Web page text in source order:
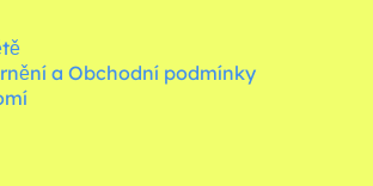
a Obchodní podmínky